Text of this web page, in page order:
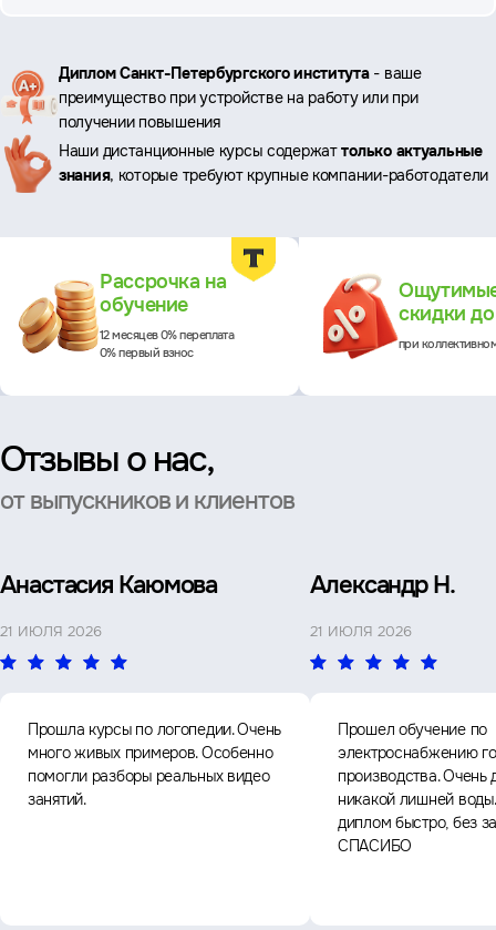
Ключевые
преимущества
Диплом Санкт-Петербургского института- ваше
преимущество при устройстве на работу или при
получении повышения
Наши дистанционные курсы содержаттолько актуальные
знания, которые требуют крупные компании-работодатели
Рассрочка на
обучение
12 месяцев 0% переплата
0% первый взнос
скидки
при
Отзывы о нас,
от выпускников и клиентов
Анастасия Каюмова
21 ИЮЛЯ 2026
Прошла курсы по логопедии. Очень
много живых примеров. Особенно
помогли разборы реальных видео
занятий.
Александр Н.
21 ИЮЛЯ 2026
Прошел обучение по
электроснабжению
производства. Очень
никакой лишней
диплом быстро, без
СПАСИБО